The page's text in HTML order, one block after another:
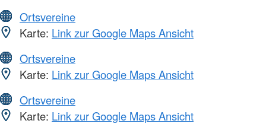
Ortsvereine
Karte: Link zur Google Maps Ansicht
Ortsvereine
Karte: Link zur Google Maps Ansicht
Ortsvereine
Karte: Link zur Google Maps Ansicht